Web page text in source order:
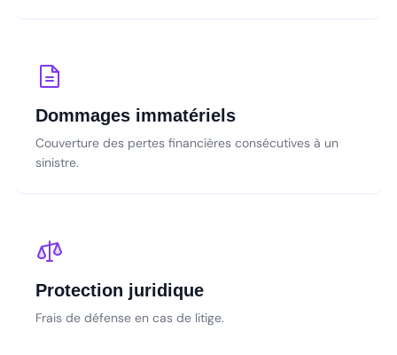
Dommages immatériels
Couverture des pertes financières consécutives à un
sinistre.
Protection juridique
Frais de défense en cas de litige.